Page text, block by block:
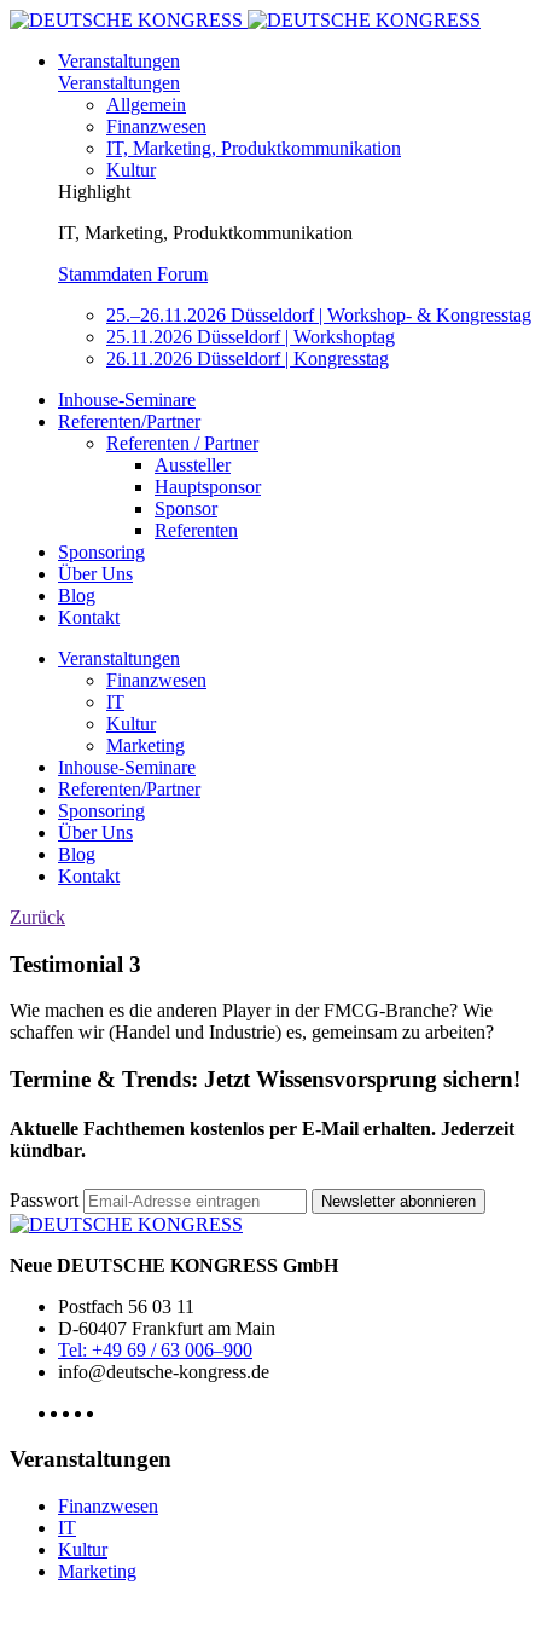
Veranstaltungen
Veranstaltungen
Allgemein
Finanzwesen
IT, Marketing, Produktkommunikation
Kultur
Highlight
IT, Marketing, Produktkommunikation
Stammdaten Forum
25.–26.11.2026 Düsseldorf | Workshop- & Kongresstag
25.11.2026 Düsseldorf | Workshoptag
26.11.2026 Düsseldorf | Kongresstag
Inhouse-Seminare
Referenten/Partner
Referenten / Partner
Aussteller
Hauptsponsor
Sponsor
Referenten
Sponsoring
Über Uns
Blog
Kontakt
Veranstaltungen
Finanzwesen
IT
Kultur
Marketing
Inhouse-Seminare
Referenten/Partner
Sponsoring
Über Uns
Blog
Kontakt
Zurück
Testimonial 3
Wie machen es die anderen Player in der FMCG-Branche? Wie
schaffen wir (Handel und Industrie) es, gemeinsam zu arbeiten?
Termine & Trends: Jetzt Wissensvorsprung sichern!
Aktuelle Fachthemen kostenlos per E-Mail erhalten. Jederzeit
kündbar.
Passwort Newsletter abonnieren
Neue DEUTSCHE KONGRESS GmbH
Postfach 56 03 11
D-60407 Frankfurt am Main
Tel: +49 69 / 63 006–900
info@deutsche-kongress.de
Veranstaltungen
Finanzwesen
IT
Kultur
Marketing